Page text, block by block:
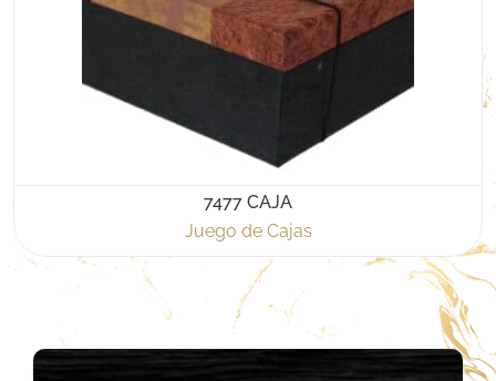
7477 CAJA
Juego de Cajas